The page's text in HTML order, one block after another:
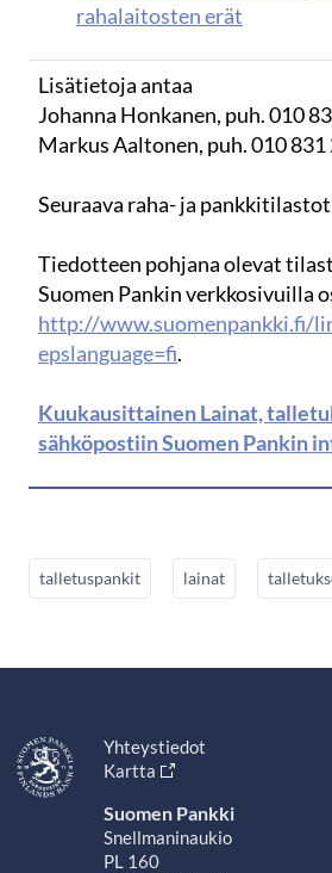
rahalaitosten erät
Lisätietoja antaa
Johanna Honkanen, puh. 010
Markus Aaltonen, puh. 010 831
Seuraava raha- ja
Tiedotteen pohjana olevat
Suomen Pankin verkkosivuilla
http://www.suomenpankki.fi/
epslanguage=fi.
Kuukausittainen Lainat,
sähköpostiin Suomen Pankin
talletuspankit lainat
Yhteystiedot
Kartta
Suomen Pankki
Snellmaninaukio
PL 160